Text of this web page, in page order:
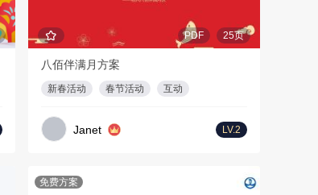
PDF 25页
八佰伴满月方案
新春活动 春节活动 互动
Janet LV.2
免费方案